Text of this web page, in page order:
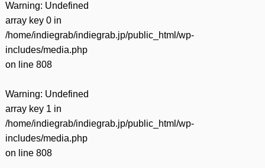
Warning: Undefined
array key 0 in
/home/indiegrab/indiegrab.jp/public_html/wp-
includes/media.php
on line 808
Warning: Undefined
array key 1 in
/home/indiegrab/indiegrab.jp/public_html/wp-
includes/media.php
on line 808